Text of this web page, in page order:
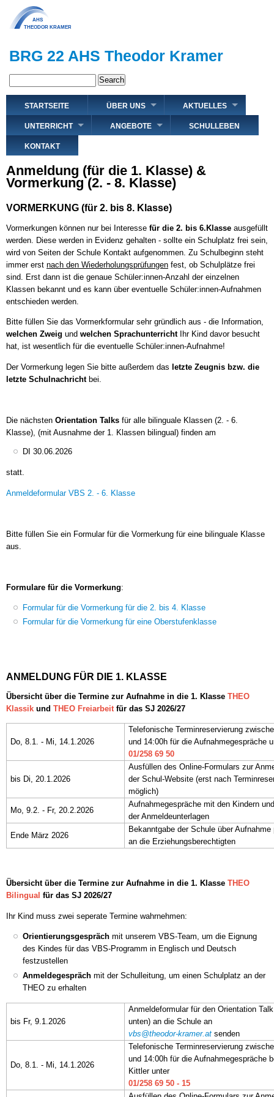
zum
Inhalt
BRG 22 AHS Theodor Kramer
Hauptnavigation
STARTSEITE ÜBER UNS AKTUELLES
UNTERRICHT ANGEBOTE SCHULLEBEN
KONTAKT
Anmeldung (für die 1. Klasse) &
Vormerkung (2. - 8. Klasse)
VORMERKUNG (für 2. bis 8. Klasse)
Vormerkungen können nur bei Interesse für die 2. bis 6.Klasse ausgefüllt
werden. Diese werden in Evidenz gehalten - sollte ein Schulplatz frei sein,
wird von Seiten der Schule Kontakt aufgenommen. Zu Schulbeginn steht
immer erst nach den Wiederholungsprüfungen fest, ob Schulplätze frei
sind. Erst dann ist die genaue Schüler:innen-Anzahl der einzelnen
Klassen bekannt und es kann über eventuelle Schüler:innen-Aufnahmen
entschieden werden.
Bitte füllen Sie das Vormerkformular sehr gründlich aus - die Information,
welchen Zweig und welchen Sprachunterricht Ihr Kind davor besucht
hat, ist wesentlich für die eventuelle Schüler:innen-Aufnahme!
Der Vormerkung legen Sie bitte außerdem das letzte Zeugnis bzw. die
letzte Schulnachricht bei.
Die nächsten Orientation Talks für alle bilinguale Klassen (2. - 6.
Klasse), (mit Ausnahme der 1. Klassen bilingual) finden am
DI 30.06.2026
statt.
Anmeldeformular VBS 2. - 6. Klasse
Bitte füllen Sie ein Formular für die Vormerkung für eine bilinguale Klasse
aus.
Formulare für die Vormerkung:
Formular für die Vormerkung für die 2. bis 4. Klasse
Formular für die Vormerkung für eine Oberstufenklasse
ANMELDUNG FÜR DIE 1. KLASSE
Übersicht über die Termine zur Aufnahme in die 1. Klasse THEO
Klassik und THEO Freiarbeitfür das SJ 2026/27
Do, 8.1. - Mi, 14.1.2026
Telefonische Terminreservierung
und 14:00h für die Aufnahmegespräche
01/258 69 50
bis Di, 20.1.2026
Ausfüllen des Online-Formulars zur
der Schul-Website (erst nach
möglich)
Mo, 9.2. - Fr, 20.2.2026
Aufnahmegespräche mit den Kindern
der Anmeldeunterlagen
Ende März 2026
Bekanntgabe der Schule über Aufnahme
an die Erziehungsberechtigten
Übersicht über die Termine zur Aufnahme in die 1. Klasse THEO
Bilingual für das SJ 2026/27
Ihr Kind muss zwei seperate Termine wahrnehmen:
Orientierungsgesprächmit unserem VBS-Team, um die Eignung
des Kindes für das VBS-Programm in Englisch und Deutsch
festzustellen
Anmeldegespräch mit der Schulleitung, um einen Schulplatz an der
THEO zu erhalten
bis Fr, 9.1.2026
Anmeldeformular für den Orientation
unten) an die Schule an
vbs@theodor-kramer.at senden
Do, 8.1. - Mi, 14.1.2026
Telefonische Terminreservierung
und 14:00h für die Aufnahmegespräche
Kittler unter
01/258 69 50 - 15